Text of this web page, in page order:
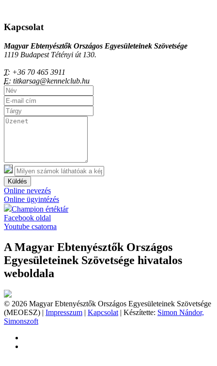
Kapcsolat
Magyar Ebtenyésztők Országos Egyesületeinek Szövetsége
1119 Budapest Tétényi út 130.
T: +36 70 465 3911
E: titkarsag@kennelclub.hu
Küldés
Online nevezés
Online ügyintézés
Champion értéktár
Facebook oldal
Youtube csatorna
A Magyar Ebtenyésztők Országos
Egyesületeinek Szövetsége hivatalos
weboldala
© 2026 Magyar Ebtenyésztők Országos Egyesületeinek Szövetsége
(MEOESZ) | Impresszum | Kapcsolat | Készítette: Simon Nándor,
Simonszoft